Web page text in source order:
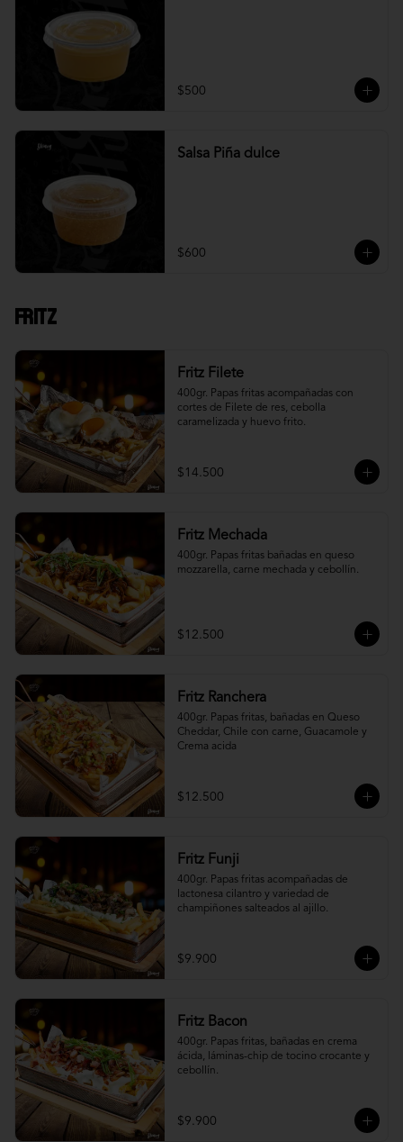
$500
Salsa Piña dulce
$600
Fritz
Fritz Filete
400gr. Papas fritas acompañadas con
cortes de Filete de res, cebolla
caramelizada y huevo frito.
$14.500
Fritz Mechada
400gr. Papas fritas bañadas en queso
mozzarella, carne mechada y cebollín.
$12.500
Fritz Ranchera
400gr. Papas fritas, bañadas en Queso
Cheddar, Chile con carne, Guacamole y
Crema acida
$12.500
Fritz Funji
400gr. Papas fritas acompañadas de
lactonesa cilantro y variedad de
champiñones salteados al ajillo.
$9.900
Fritz Bacon
400gr. Papas fritas, bañadas en crema
ácida, láminas-chip de tocino crocante y
cebollín.
$9.900